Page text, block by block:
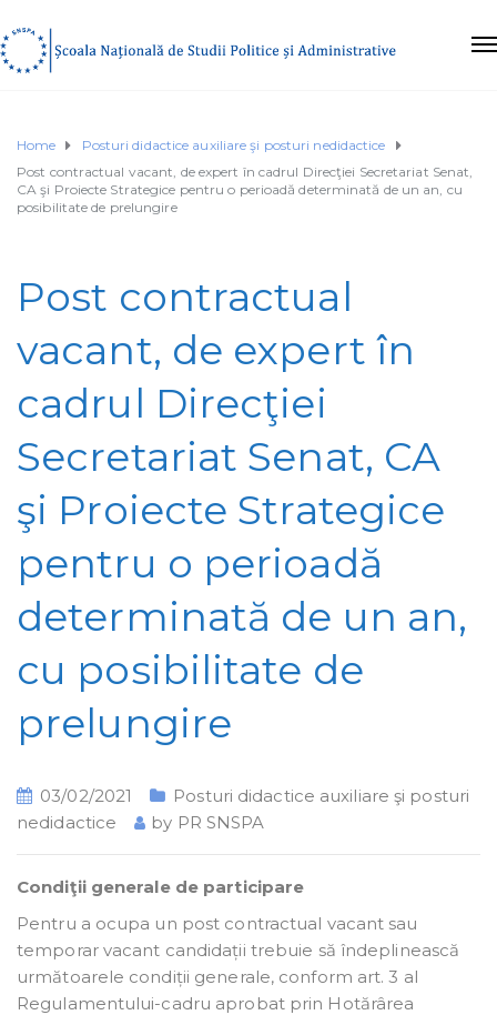
Home
Posturi didactice auxiliare şi posturi nedidactice
Post contractual vacant, de expert în cadrul Direcţiei Secretariat Senat,
CA şi Proiecte Strategice pentru o perioadă determinată de un an, cu
posibilitate de prelungire
Post contractual
vacant, de expert în
cadrul Direcţiei
Secretariat Senat, CA
şi Proiecte Strategice
pentru o perioadă
determinată de un an,
cu posibilitate de
prelungire
03/02/2021
Posturi didactice auxiliare şi posturi
nedidactice
by PR SNSPA
Condiţii generale de participare
Pentru a ocupa un post contractual vacant sau
temporar vacant candidații trebuie să îndeplinească
următoarele condiții generale, conform art. 3 al
Regulamentului-cadru aprobat prin Hotărârea